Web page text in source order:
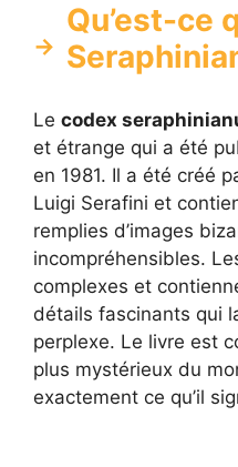
Qu’est-ce
Le codex
et étrange qui a été
en 1981. Il a été créé
Luigi Serafini et
remplies d’images
incompréhensibles.
complexes et
détails fascinants qui
perplexe. Le livre est
plus mystérieux du
exactement ce qu’il